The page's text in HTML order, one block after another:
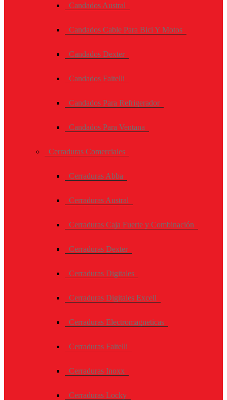
Candados Austral
Candados Cable Para Bici Y Motos
Candados Dexter
Candados Faitelli
Candados Para Refrigerador
Candados Para Ventana
Cerraduras Comerciales
Cerraduras Abba
Cerraduras Austral
Cerraduras Caja Fuerte y Combinación
Cerraduras Dexter
Cerraduras Digitales
Cerraduras Digitales Excell
Cerraduras Electromagneticas
Cerraduras Faitelli
Cerraduras Inoxx
Cerraduras Locky